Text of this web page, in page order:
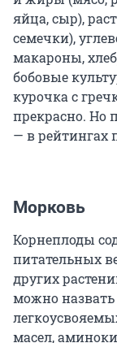
яйца, сыр),
семечки),
макароны,
бобовые
курочка с
прекрасно. Но
— в рейтингах
Морковь
Корнеплоды
питательных
других
можно
масел,